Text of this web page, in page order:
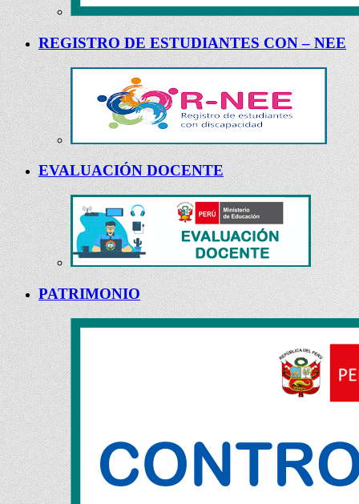
REGISTRO DE ESTUDIANTES CON – NEE
EVALUACIÓN DOCENTE
PATRIMONIO